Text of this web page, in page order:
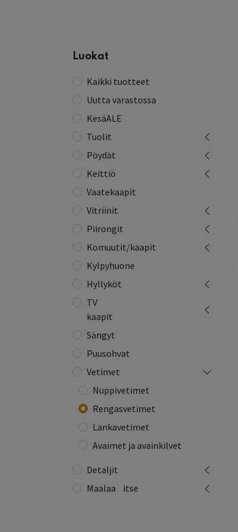
Luokat
Kaikki tuotteet
Uutta varastossa
KesäALE
Tuolit
Pöydät
Keittiö
Vaatekaapit
Vitriinit
Piirongit
Komuutit/kaapit
Kylpyhuone
Hyllyköt
TV
kaapit
Sängyt
Puusohvat
Vetimet
Nuppivetimet
Rengasvetimet
Lankavetimet
Avaimet ja avainkilvet
Detaljit
Maalaa⠀itse